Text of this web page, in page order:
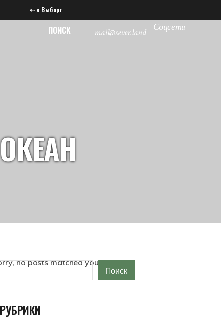
⇠ в Выборг
ПОИСК mail@sever.land Соцсети
ОКЕАН
no posts matched your criteria.
Поиск Поиск
РУБРИКИ